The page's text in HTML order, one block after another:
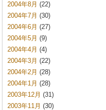
2004年8月 (22)
2004年7月 (30)
2004年6月 (27)
2004年5月 (9)
2004年4月 (4)
2004年3月 (22)
2004年2月 (28)
2004年1月 (28)
2003年12月 (31)
2003年11月 (30)